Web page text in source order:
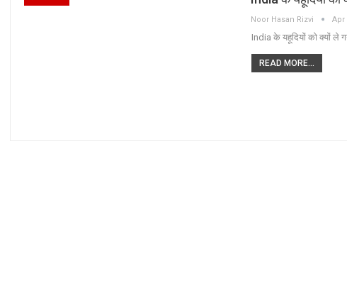
Noor Hasan Rizvi Apr
India के यहूदियों को क्यों ले
READ MORE...